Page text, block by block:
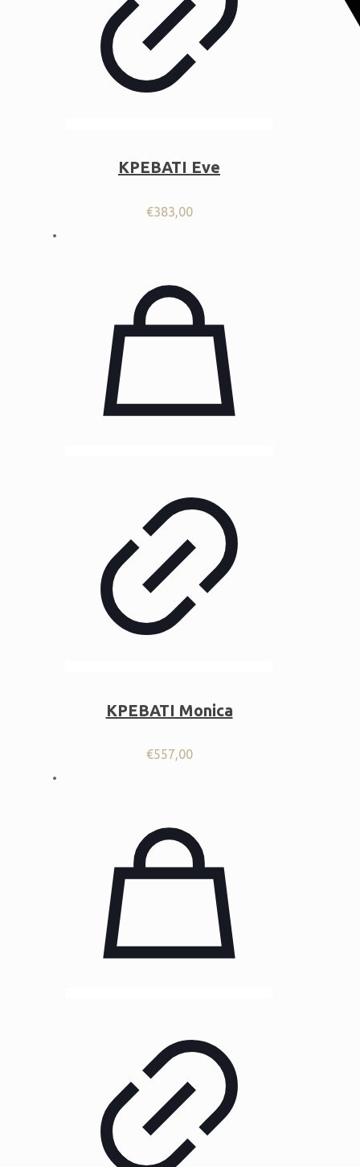
ΚΡΕΒΑΤΙ Eve
€383,00
ΚΡΕΒΑΤΙ Monica
€557,00